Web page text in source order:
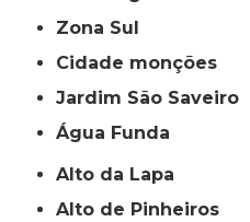
Zona Sul
cidade monções
jardim São Saveiro
Água Funda
Alto da Lapa
Alto de Pinheiros